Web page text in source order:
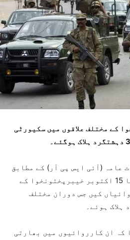
کے مختلف علاقوں میں سکیورٹی
عامہ (آئی ایس پی آر) کے مطابق
سکیورٹی فورسز نے 13 تا 15 اکتوبر خیبرپختونخوا کے
کیں جس دوران مختلف
کہ ان کارروائیوں میں بھارتی